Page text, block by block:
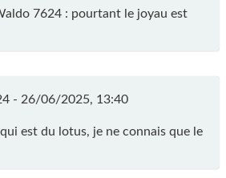
7624 : pourtant le joyau est
- 26/06/2025, 13:40
est du lotus, je ne connais que le